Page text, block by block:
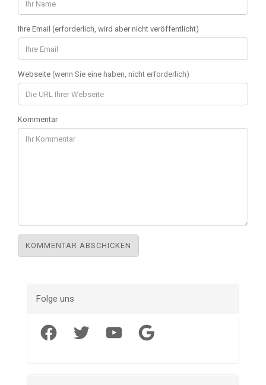
Ihre Email (erforderlich, wird aber nicht veröffentlicht)
Webseite (wenn Sie eine haben, nicht erforderlich)
Kommentar
Folge uns
Facebook Twitter YouTube Google